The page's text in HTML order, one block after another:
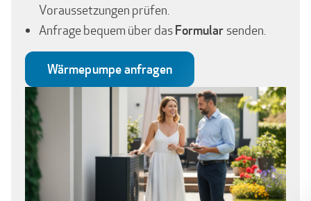
Voraussetzungen prüfen.
Anfrage bequem über dasFormular senden.
Wärmepumpe anfragen